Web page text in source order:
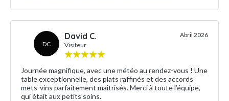
DC
David C.
Visiteur
Abril 2026
Journée magnifique, avec une météo au rendez-vous ! Une
table exceptionnelle, des plats raffinés et des accords
mets-vins parfaitement maîtrisés. Merci à toute l’équipe,
qui était aux petits soins.